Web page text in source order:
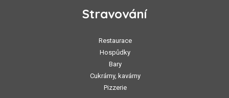
Stravování
Restaurace
Hospůdky
Bary
Cukrárny, kavárny
Pizzerie